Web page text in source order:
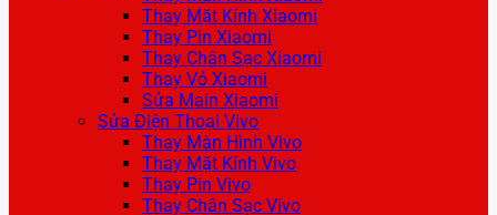
Thay Mặt Kính Xiaomi
Thay Pin Xiaomi
Thay Chân Sạc Xiaomi
Thay Vỏ Xiaomi
Sửa Main Xiaomi
Sửa Điện Thoại Vivo
Thay Màn Hình Vivo
Thay Mặt Kính Vivo
Thay Pin Vivo
Thay Chân Sạc Vivo